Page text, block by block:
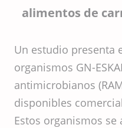
alimentos de
Un estudio presenta
organismos GN-
antimicrobianos
disponibles
Estos organismos